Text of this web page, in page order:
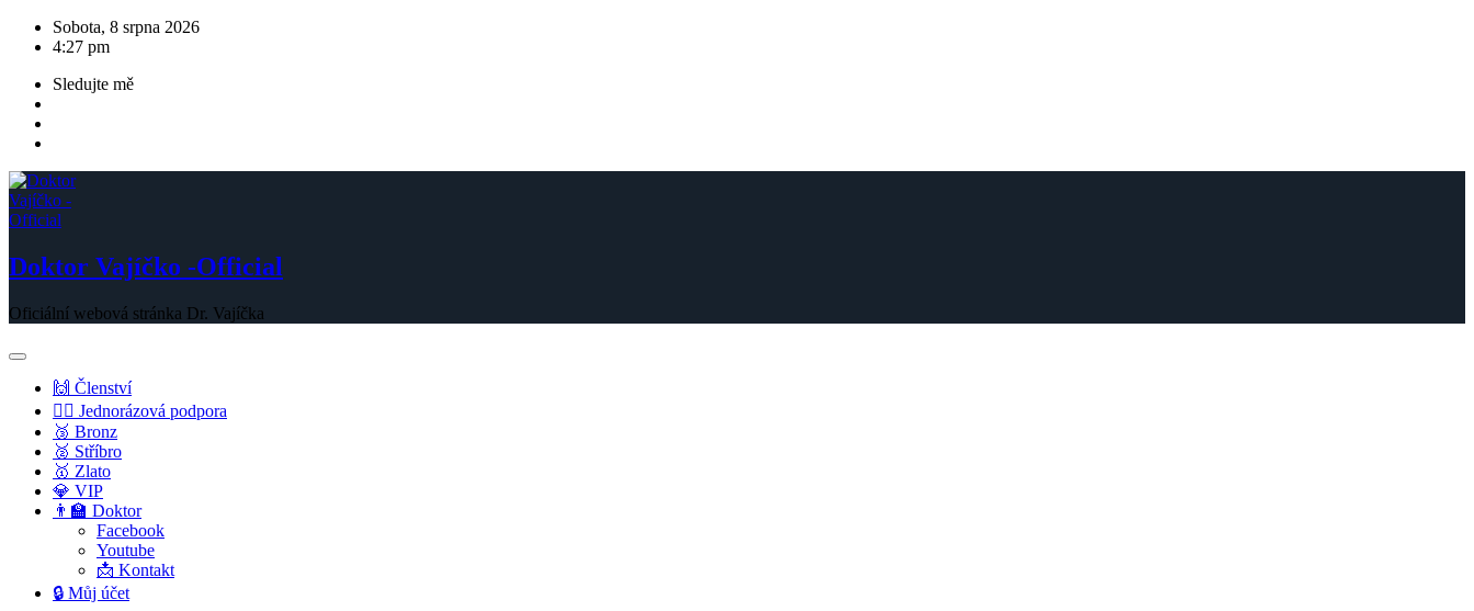
Skip
Sobota, 8 srpna 2026
4:27 pm
Sledujte mě
Doktor Vajíčko -Official
Oficiální webová stránka Dr. Vajíčka
🙌 Členství
💁‍♂️ Jednorázová podpora
🥉 Bronz
🥈 Stříbro
🥇 Zlato
💎 VIP
👨‍🏫 Doktor
Facebook
Youtube
📩 Kontakt
🔒 Můj účet